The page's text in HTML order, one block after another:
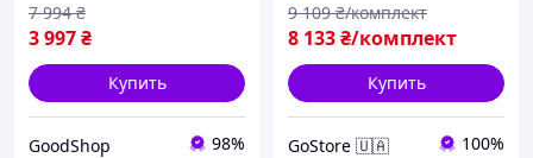
3 997₴
7 994 ₴
Купить
GoodShop 98%
8 133₴/комплект
9 109 ₴/комплект
Купить
GoStore 🇺🇦 100%